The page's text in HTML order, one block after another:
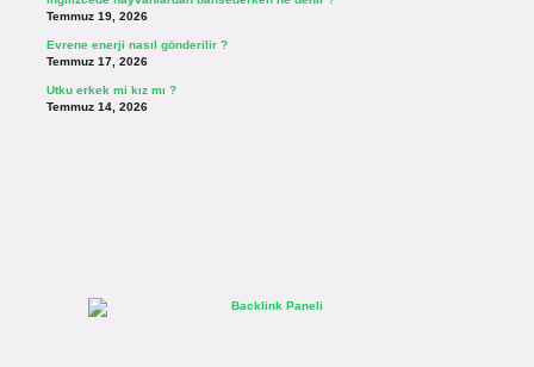
Temmuz 19, 2026
Evrene enerji nasıl gönderilir ?
Temmuz 17, 2026
Utku erkek mi kız mı ?
Temmuz 14, 2026